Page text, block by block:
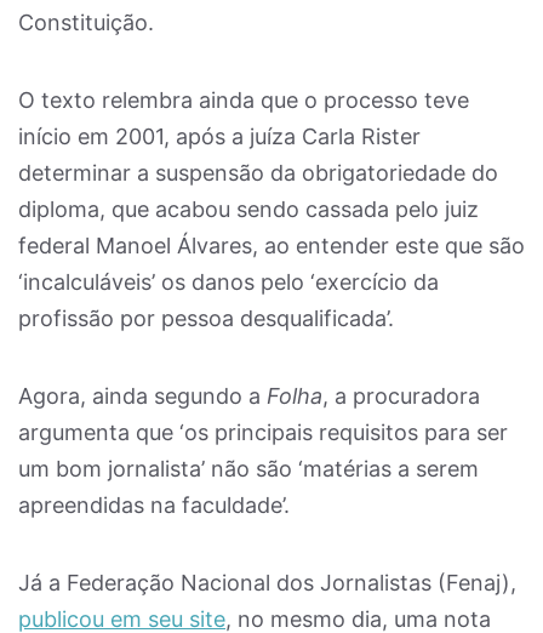
Constituição.
O texto relembra ainda que o processo teve
início em 2001, após a juíza Carla Rister
determinar a suspensão da obrigatoriedade do
diploma, que acabou sendo cassada pelo juiz
federal Manoel Álvares, ao entender este que são
‘incalculáveis’ os danos pelo ‘exercício da
profissão por pessoa desqualificada’.
Agora, ainda segundo a Folha, a procuradora
argumenta que ‘os principais requisitos para ser
um bom jornalista’ não são ‘matérias a serem
apreendidas na faculdade’.
Já a Federação Nacional dos Jornalistas (Fenaj),
publicou em seu site, no mesmo dia, uma nota